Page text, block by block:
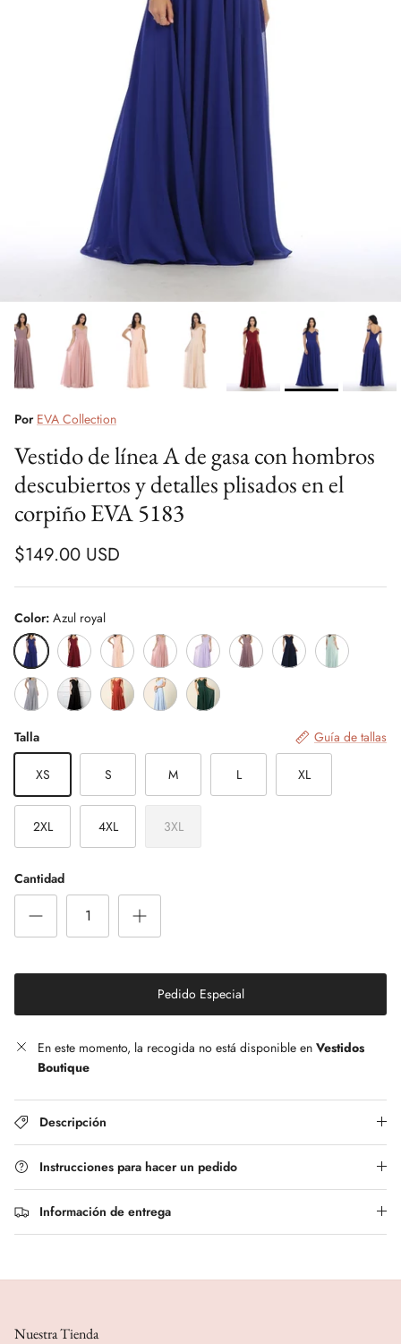
Por EVA Collection
Vestido de línea A de gasa con hombros
descubiertos y detalles plisados en el
corpiño EVA 5183
$149.00 USD
Color: Azul royal
Azul royal Rojo vino Sonrojo/BlushRosa viejoLila Malva/MauveAzul marinoVerde salvia
Plata/SilverNegro Siena Azul ahumadoVerde oscuro
Talla
Guía de tallas
XS S M L XL
2XL 4XL 3XL
Cantidad
Pedido Especial
En este momento, la recogida no está disponible en Vestidos
Boutique
Descripción
Instrucciones para hacer un pedido
Información de entrega
Nuestra Tienda